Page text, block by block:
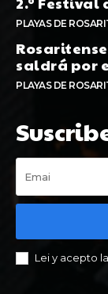
PLAYAS DE
saldrá por
PLAYAS DE
Lei y acepto